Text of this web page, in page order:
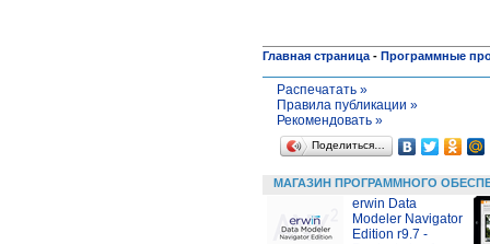
Главная страница - Программные
Распечатать »
Правила публикации »
Рекомендовать »
Поделиться…
МАГАЗИН ПРОГРАММНОГО
erwin Data
Modeler Navigator
Edition r9.7 -